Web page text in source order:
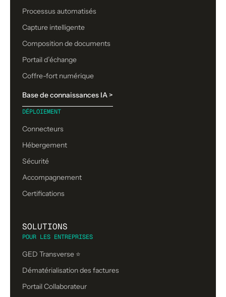
Processus automatisés
Capture intelligente
Composition de documents
Portail d’échange
Coffre-fort numérique
Base de connaissances IA >
DÉPLOIEMENT
Connecteurs
Hébergement
Sécurité
Accompagnement
Certifications
SOLUTIONS
POUR LES ENTREPRISES
GED Transverse ⭐
Dématérialisation des factures
Portail Collaborateur